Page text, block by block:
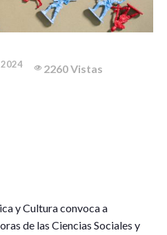
2024 2260 Vistas
y Cultura convoca a
de las Ciencias Sociales y